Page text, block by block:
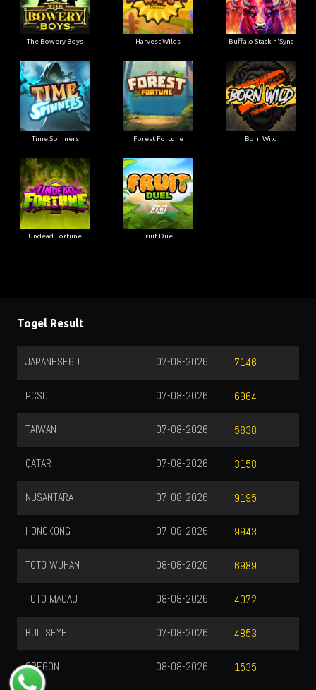
The Bowery Boys Harvest Wilds Buffalo Stack'n'Sync
Time Spinners Forest Fortune Born Wild
Undead Fortune Fruit Duel
Togel Result
JAPANESE6D 7146
07-08-2026
PCSO 6964
07-08-2026
TAIWAN 5838
07-08-2026
QATAR 3158
07-08-2026
NUSANTARA 9195
07-08-2026
HONGKONG 9943
07-08-2026
TOTO WUHAN 6989
08-08-2026
TOTO MACAU 4072
08-08-2026
BULLSEYE 4853
07-08-2026
OREGON 1535
08-08-2026